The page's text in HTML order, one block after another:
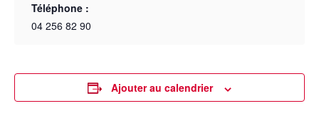
Téléphone :
04 256 82 90
Ajouter au calendrier